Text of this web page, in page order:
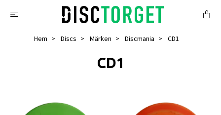
Hem Discs Märken Discmania CD1
CD1